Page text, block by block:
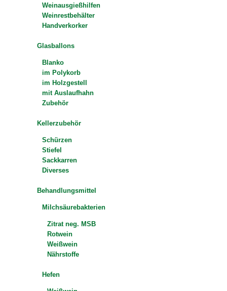
Weinausgießhilfen
Weinrestbehälter
Handverkorker
Glasballons
Blanko
im Polykorb
im Holzgestell
mit Auslaufhahn
Zubehör
Kellerzubehör
Schürzen
Stiefel
Sackkarren
Diverses
Behandlungsmittel
Milchsäurebakterien
Zitrat neg. MSB
Rotwein
Weißwein
Nährstoffe
Hefen